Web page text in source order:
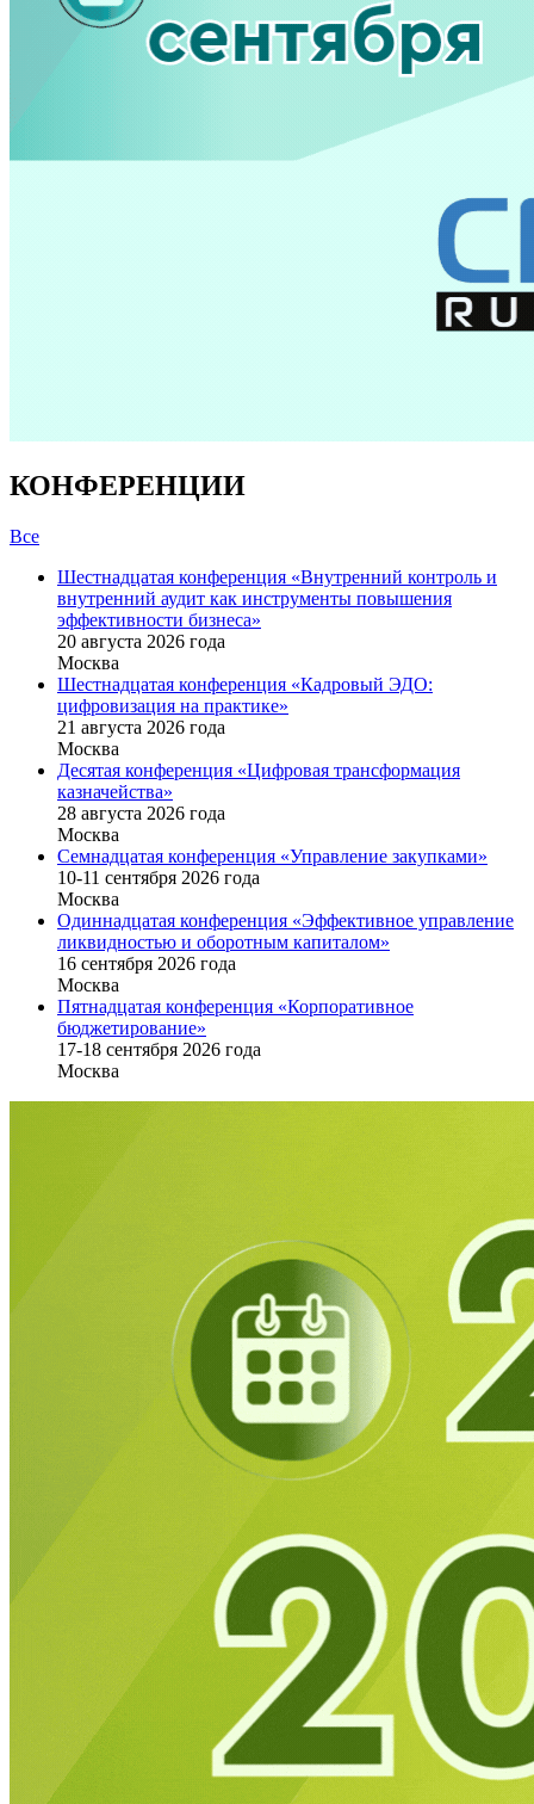
КОНФЕРЕНЦИИ
Все
Шестнадцатая конференция «Внутренний контроль и
внутренний аудит как инструменты повышения
эффективности бизнеса»
20 августа 2026 года
Москва
Шестнадцатая конференция «Кадровый ЭДО:
цифровизация на практике»
21 августа 2026 года
Москва
Десятая конференция «Цифровая трансформация
казначейства»
28 августа 2026 года
Москва
Семнадцатая конференция «Управление закупками»
10-11 сентября 2026 года
Москва
Одиннадцатая конференция «Эффективное управление
ликвидностью и оборотным капиталом»
16 cентября 2026 года
Москва
Пятнадцатая конференция «Корпоративное
бюджетирование»
17-18 сентября 2026 года
Москва